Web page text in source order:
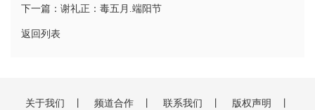
下一篇：谢礼正：毒五月.端阳节
返回列表
关于我们 频道合作 联系我们 版权声明